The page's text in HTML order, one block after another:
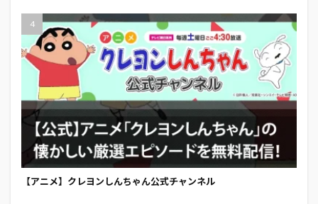
【アニメ】クレヨンしんちゃん公式チャンネル